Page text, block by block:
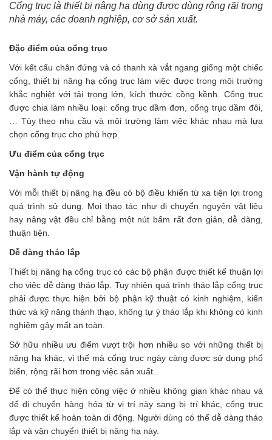
Cổng trục là thiết bị nâng hạ dùng được dùng rộng rãi trong
nhà máy, các doanh nghiệp, cơ sở sản xuất.
Đặc điểm của cổng trục
Với kết cấu chân đứng và có thanh xà vắt ngang giống một chiếc
cổng, thiết bị nâng hạ cổng trục làm việc được trong môi trường
khắc nghiệt với tải trọng lớn, kích thước cồng kềnh. Cổng trục
được chia làm nhiều loại: cổng trục dầm đơn, cổng trục dầm đôi,
… Tùy theo nhu cầu và môi trường làm việc khác nhau mà lựa
chọn cổng trục cho phù hợp.
Ưu điểm của cổng trục
Vận hành tự động
Với mỗi thiết bị nâng hạ đều có bộ điều khiển từ xa tiện lợi trong
quá trình sử dụng. Mọi thao tác như di chuyển nguyên vật liệu
hay nâng vật đều chỉ bằng một nút bấm rất đơn giản, dễ dàng,
thuận tiện.
Dễ dàng tháo lắp
Thiết bị nâng hạ cổng trục có các bộ phận được thiết kế thuận lợi
cho việc dễ dàng tháo lắp. Tuy nhiên quá trình tháo lắp cổng trục
phải được thực hiện bởi bộ phận kỹ thuật có kinh nghiệm, kiến
thức và kỹ năng thành thạo, không tự ý tháo lắp khi không có kinh
nghiệm gây mất an toàn.
Sở hữu nhiều ưu điểm vượt trội hơn nhiều so với những thiết bị
nâng hạ khác, vì thế mà cổng trục ngày càng được sử dụng phổ
biến, rộng rãi hơn trong việc sản xuất.
Để có thể thực hiện công việc ở nhiều không gian khác nhau và
để di chuyển hàng hóa từ vị trí này sang bị trí khác, cổng trục
được thiết kế hoàn toàn di động. Người dùng có thể dễ dàng tháo
lắp và vận chuyển thiết bị nâng hạ này.